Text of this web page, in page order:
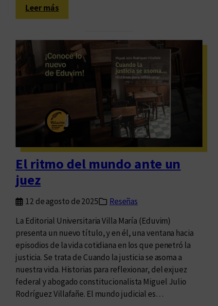
Leer más:
L
m
o
e
t
o
d
e
H
s
t
o
r
i
a
y
El ritmo del mundo ante un
juez
12 de agosto de 2025
Reseñas
La Editorial Universitaria Villa María (Eduvim)
presenta un nuevo título, y en él, una ventana hacia
episodios de la vida cotidiana en los que penetró la
justicia. Se trata de Cuando la justicia se asoma a
nuestra vida. Historias para reflexionar, del exjuez
federal y abogado constitucionalista Miguel Julio
Rodríguez Villafañe. El mundo judicial es…